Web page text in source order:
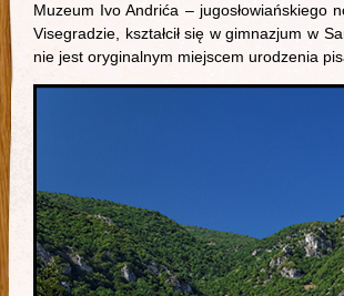
Muzeum Ivo Andrića – jugosłowiańskiego
Visegradzie, kształcił się w gimnazjum w
nie jest oryginalnym miejscem urodzenia